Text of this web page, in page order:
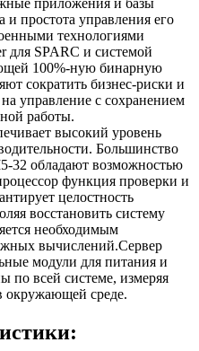
простота управления его
технологиями
для SPARC и системой
100%-ную бинарную
сократить бизнес-риски и
управление с сохранением
работы.
высокий уровень
Большинство
32 обладают возможностью
функция проверки и
целостность
восстановить систему
необходимым
вычислений.Сервер
модули для питания и
по всей системе, измеряя
окружающей среде.